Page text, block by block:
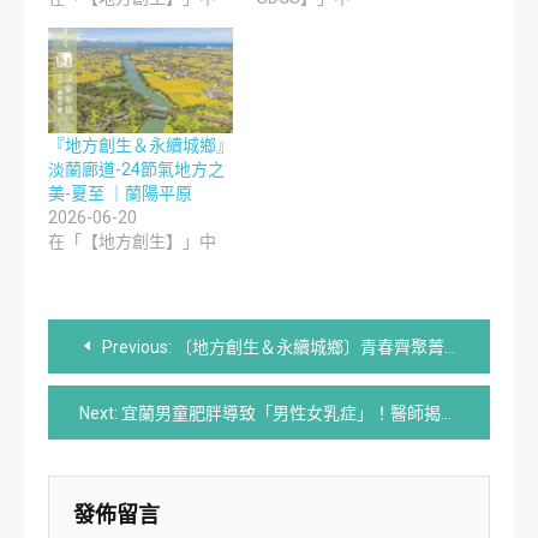
『地方創生＆永續城鄉』
淡蘭廊道-24節氣地方之
美-夏至 ｜蘭陽平原
2026-06-20
在「【地方創生】」中
文
章
導
覽
Previous: 〔地方創生＆永續城鄉〕青春齊聚菁桐 暑期工讀生體驗社區服務編織在地故事
Next: 宜蘭男童肥胖導致「男性女乳症」！醫師揭錯誤觀念：小時候胖不是胖？錯了！
發佈留言